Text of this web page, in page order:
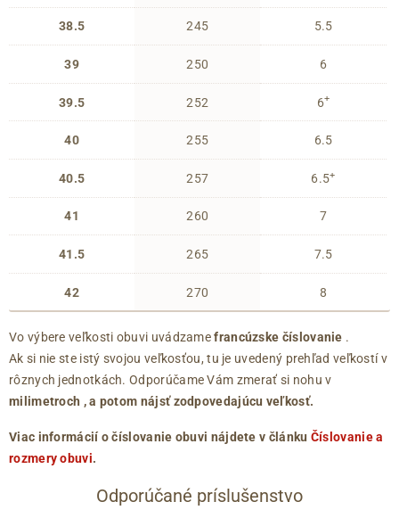
38.5
39
39.5
40
40.5
41
41.5
42
245
250
252
255
257
260
265
270
5.5
6
6+
6.5
6.5+
7
7.5
8
Vo výbere veľkosti obuvi uvádzamefrancúzske číslovanie .
Ak si nie ste istý svojou veľkosťou, tu je uvedený prehľad veľkostí v
rôznych jednotkách. Odporúčame Vám zmerať si nohu v
milimetroch , a potom nájsť zodpovedajúcu veľkosť.
Viac informácií o číslovanie obuvi nájdete v článku Číslovanie a
rozmery obuvi.
Odporúčané príslušenstvo